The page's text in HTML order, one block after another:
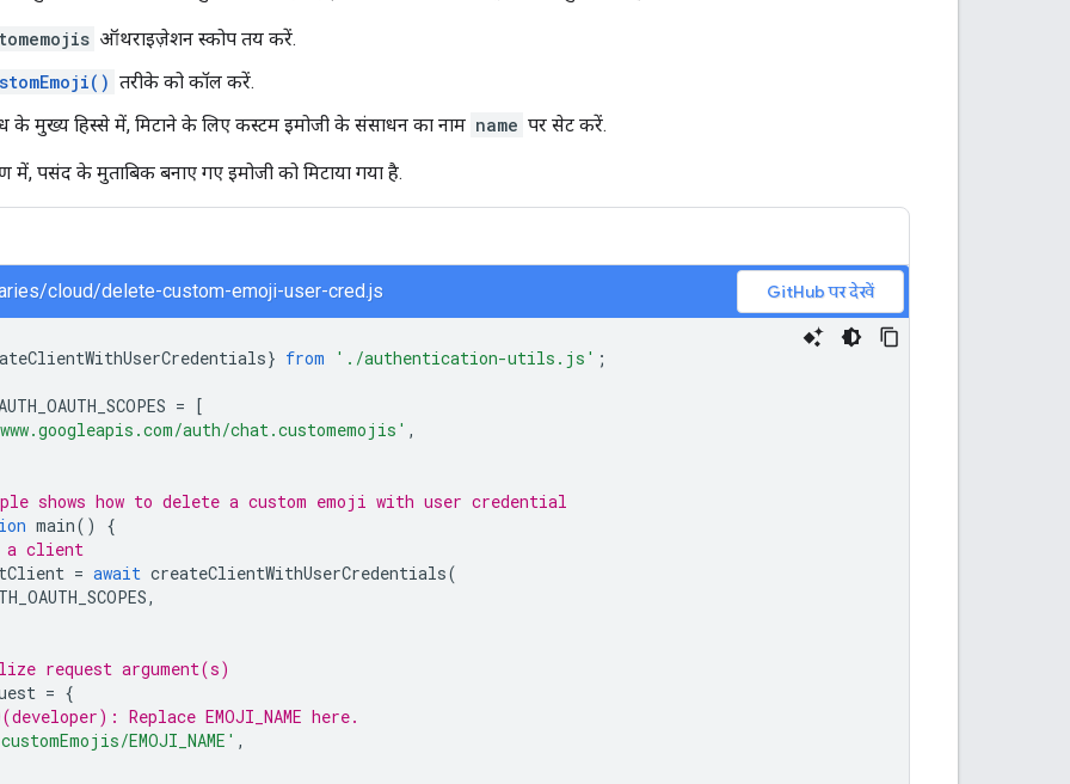
ऑथराइज़ेशन स्कोप तय करें.
तरीके को कॉल करें.
के मुख्य हिस्से में, मिटाने के लिए कस्टम इमोजी के संसाधन का नाम name पर सेट करें.
में, पसंद के मुताबिक बनाए गए इमोजी को मिटाया गया है.
cloud/delete-custom-emoji-user-cred.js GitHub पर देखें
} from './authentication-utils.js' ;
= [
auth/chat.customemojis' ,
shows how to delete a custom emoji with user credential
main()
{
a client
= await createClientWithUserCredentials(
,
request argument(s)
= {
Replace EMOJI_NAME here.
EMOJI_NAME' ,